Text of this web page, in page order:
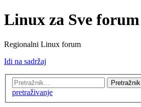
Linux za Sve forum
Regionalni Linux forum
Idi na sadržaj
Pretražnik
pretraživanje